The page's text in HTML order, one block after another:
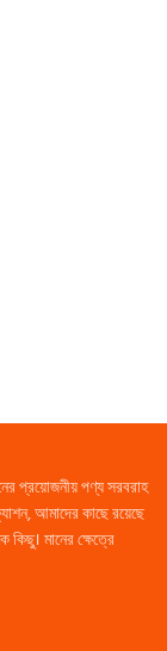
প্রয়োজনীয় পণ্য সরবরাহ
আমাদের কাছে রয়েছে
মানের ক্ষেত্রে